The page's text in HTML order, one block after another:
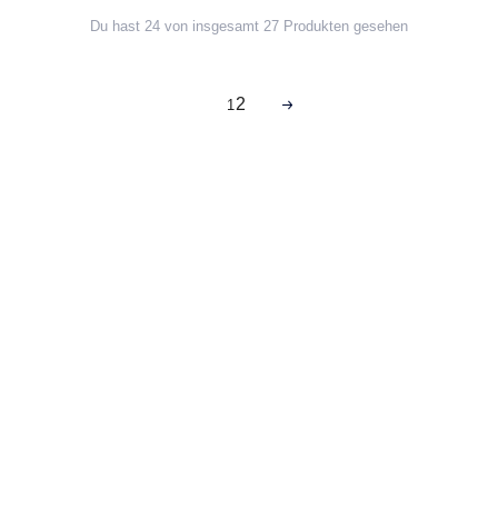
Du hast 24 von insgesamt 27 Produkten gesehen
1 2